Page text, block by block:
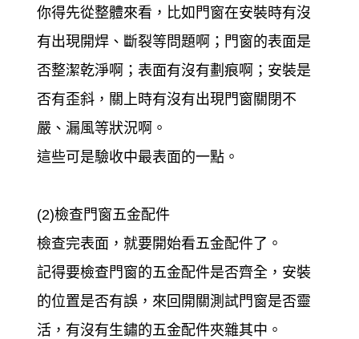
你得先從整體來看，比如門窗在安裝時有沒
有出現開焊、斷裂等問題啊；門窗的表面是
否整潔乾淨啊；表面有沒有劃痕啊；安裝是
否有歪斜，關上時有沒有出現門窗關閉不
嚴、漏風等狀況啊。
這些可是驗收中最表面的一點。
(2)檢查門窗五金配件
檢查完表面，就要開始看五金配件了。
記得要檢查門窗的五金配件是否齊全，安裝
的位置是否有誤，來回開關測試門窗是否靈
活，有沒有生鏽的五金配件夾雜其中。